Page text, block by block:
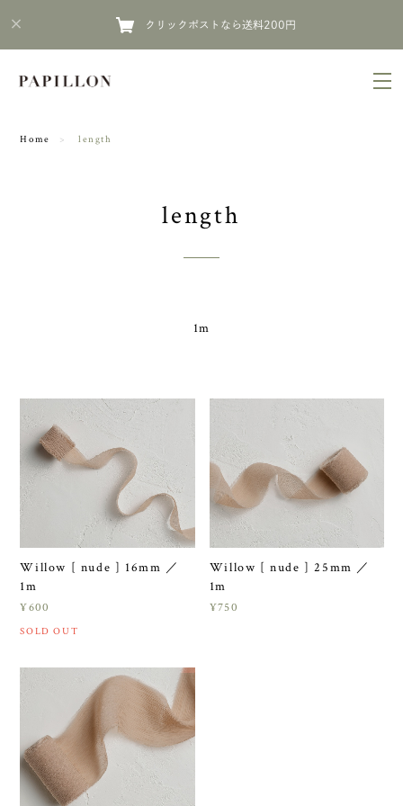
クリックポストなら送料200円
Home length
length
1m
Willow [ nude ] 16mm ／
1m
¥600
SOLD OUT
Willow [ nude ] 25mm ／
1m
¥750